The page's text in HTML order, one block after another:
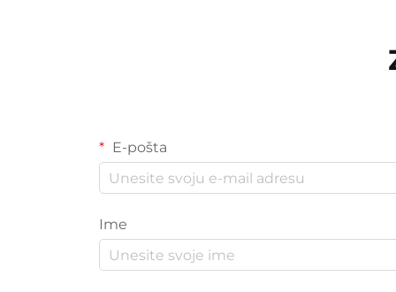
E-pošta
Ime